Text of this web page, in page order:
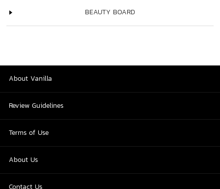
BEAUTY BOARD
About Vanilla
Review Guidelines
Terms of Use
About Us
Contact Us